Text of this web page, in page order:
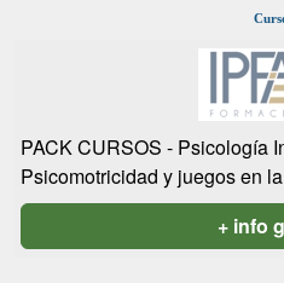
PACK CURSOS - Psicología
Psicomotricidad y juegos en
+ info